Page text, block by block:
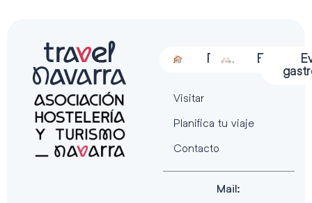
Alojamiento
Restauración
Actividades
Visitar
Planifica tu viaje
Contacto
Mail: